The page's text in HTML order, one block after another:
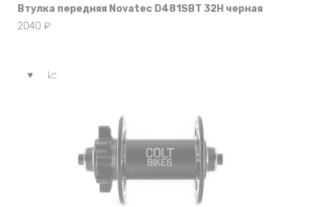
Втулка передняя Novatec D481SBT 32Н черная
2040 ₽